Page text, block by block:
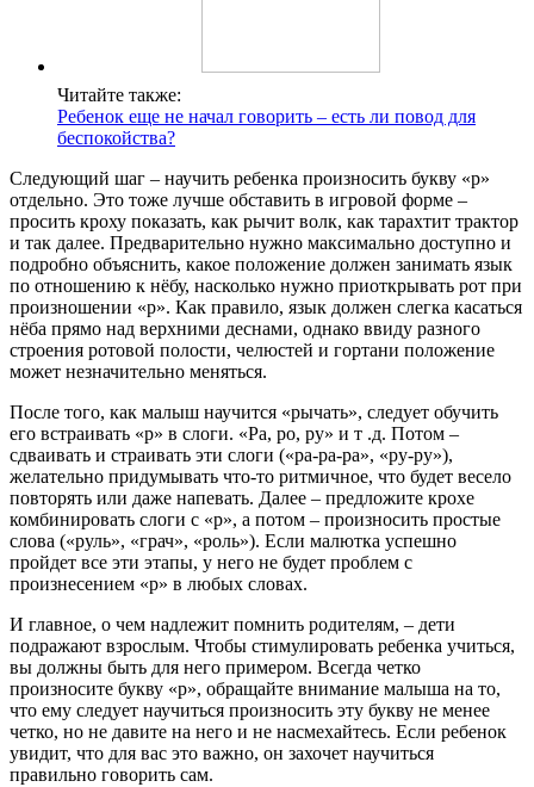
Читайте также:
Ребенок еще не начал говорить – есть ли повод для
беспокойства?
Следующий шаг – научить ребенка произносить букву «р»
отдельно. Это тоже лучше обставить в игровой форме –
просить кроху показать, как рычит волк, как тарахтит трактор
и так далее. Предварительно нужно максимально доступно и
подробно объяснить, какое положение должен занимать язык
по отношению к нёбу, насколько нужно приоткрывать рот при
произношении «р». Как правило, язык должен слегка касаться
нёба прямо над верхними деснами, однако ввиду разного
строения ротовой полости, челюстей и гортани положение
может незначительно меняться.
После того, как малыш научится «рычать», следует обучить
его встраивать «р» в слоги. «Ра, ро, ру» и т .д. Потом –
сдваивать и страивать эти слоги («ра-ра-ра», «ру-ру»),
желательно придумывать что-то ритмичное, что будет весело
повторять или даже напевать. Далее – предложите крохе
комбинировать слоги с «р», а потом – произносить простые
слова («руль», «грач», «роль»). Если малютка успешно
пройдет все эти этапы, у него не будет проблем с
произнесением «р» в любых словах.
И главное, о чем надлежит помнить родителям, – дети
подражают взрослым. Чтобы стимулировать ребенка учиться,
вы должны быть для него примером. Всегда четко
произносите букву «р», обращайте внимание малыша на то,
что ему следует научиться произносить эту букву не менее
четко, но не давите на него и не насмехайтесь. Если ребенок
увидит, что для вас это важно, он захочет научиться
правильно говорить сам.